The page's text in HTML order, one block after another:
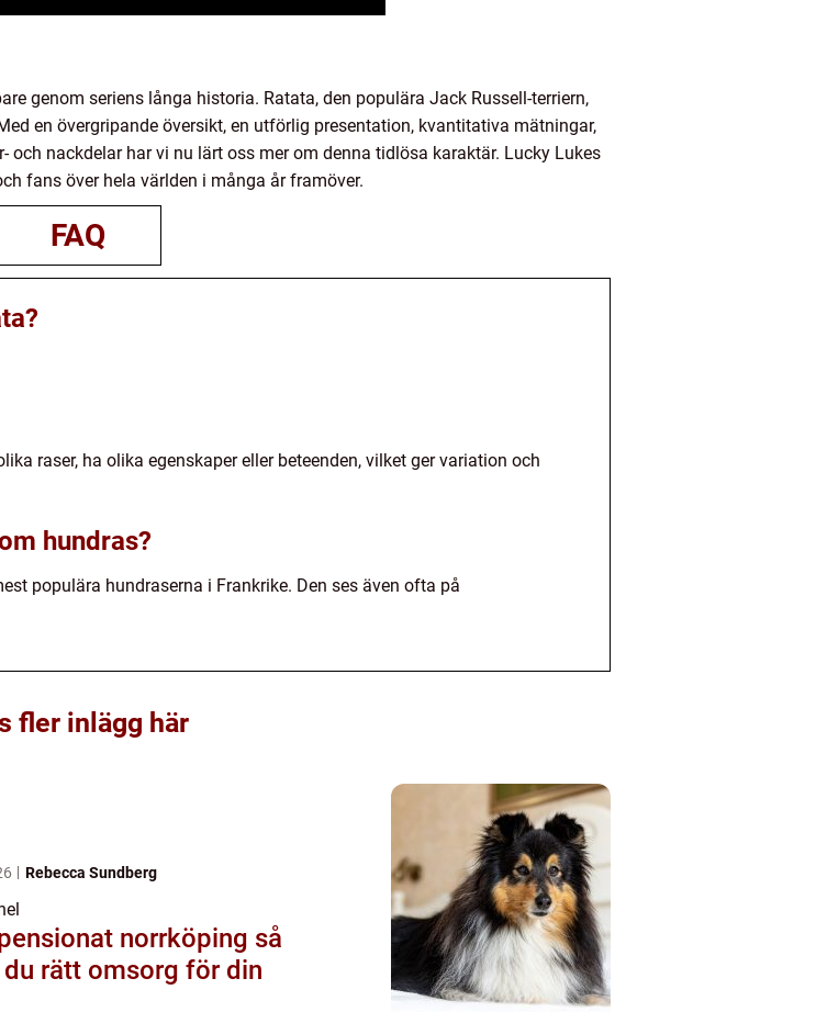
genom seriens långa historia. Ratata, den populära Jack Russell-terriern,
en övergripande översikt, en utförlig presentation, kvantitativa mätningar,
nackdelar har vi nu lärt oss mer om denna tidlösa karaktär. Lucky Lukes
fans över hela världen i många år framöver.
FAQ
raser, ha olika egenskaper eller beteenden, vilket ger variation och
hundras?
populära hundraserna i Frankrike. Den ses även ofta på
fler inlägg här
Rebecca Sundberg
norrköping så
rätt omsorg för din